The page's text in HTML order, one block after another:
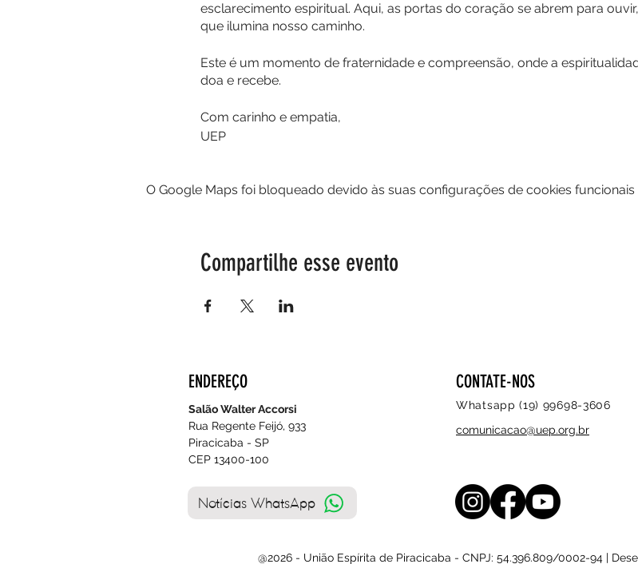
esclarecimento espiritual. Aqui, as portas do coração se abrem para
que ilumina nosso caminho.
Este é um momento de fraternidade e compreensão, onde a
doa e recebe.
Com carinho e empatia,
UEP
O Google Maps foi bloqueado devido às suas configurações de cookies funcionais
Compartilhe esse evento
ENDEREÇO
Salão Walter Accorsi
Rua Regente Feijó, 933
Piracicaba - SP
CEP 13400-100
Notícias WhatsApp
CONTATE-NOS
Whatsapp (19) 99698-3606
comunicacao@uep.org.br
@2026 - União Espírita de Piracicaba - CNPJ: 54.396.809/0002-94 |